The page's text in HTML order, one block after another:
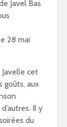
Javel Bas
28 mai
Javelle cet
goûts, aux
Il y
du